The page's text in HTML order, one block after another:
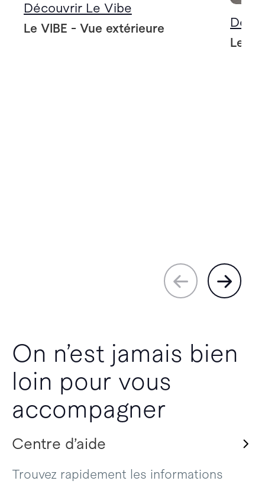
Découvrir Le Vibe
Le VIBE - Vue extérieure
Le
On n’est jamais bien
loin pour vous
accompagner
Centre d’aide
Trouvez rapidement les informations